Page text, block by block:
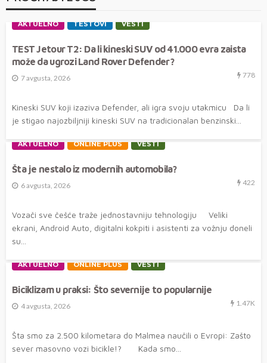
AKTUELNO TESTOVI VESTI
TEST Jetour T2: Da li kineski SUV od 41.000 evra zaista
može da ugrozi Land Rover Defender?
7 avgusta, 2026 778
Kineski SUV koji izaziva Defender, ali igra svoju utakmicu Da li
je stigao najozbiljniji kineski SUV na tradicionalan benzinski...
AKTUELNO ONLINE PLUS VESTI
Šta je nestalo iz modernih automobila?
6 avgusta, 2026 422
Vozači sve češće traže jednostavniju tehnologiju Veliki
ekrani, Android Auto, digitalni kokpiti i asistenti za vožnju doneli
su...
AKTUELNO ONLINE PLUS VESTI
Biciklizam u praksi: Što severnije to popularnije
4 avgusta, 2026 1.47K
Šta smo za 2.500 kilometara do Malmea naučili o Evropi: Zašto
sever masovno vozi bicikle!? Kada smo...